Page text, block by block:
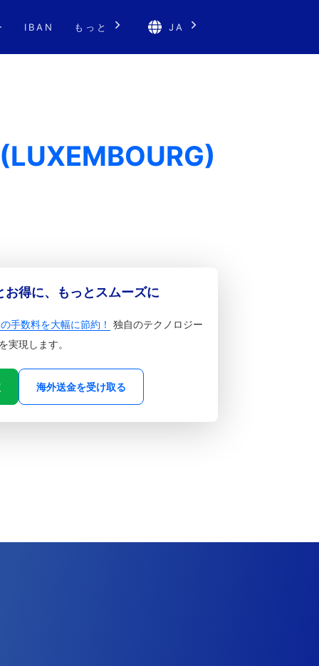
IBAN もっと JA
得に、もっとスムーズに
手数料を大幅に節約！ 独自のテクノロジー
実現します。
海外送金を受け取る